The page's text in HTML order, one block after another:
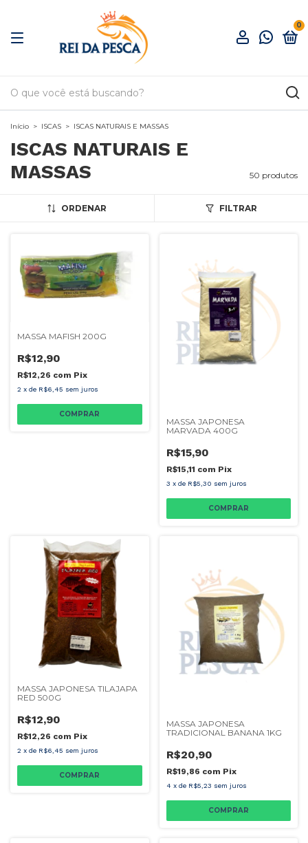
0
Início > ISCAS > ISCAS NATURAIS E MASSAS
ISCAS NATURAIS E
MASSAS
50 produtos
ORDENAR FILTRAR
MASSA MAFISH 200G
R$12,90
R$12,26 com Pix
2 x de R$6,45 sem juros
COMPRAR
MASSA JAPONESA
MARVADA 400G
R$15,90
R$15,11 com Pix
3 x de R$5,30 sem juros
MASSA JAPONESA TILAJAPA
RED 500G
R$12,90
R$12,26 com Pix
2 x de R$6,45 sem juros
MASSA JAPONESA
TRADICIONAL BANANA 1KG
R$20,90
R$19,86 com Pix
4 x de R$5,23 sem juros